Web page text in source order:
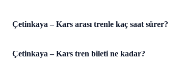
Çetinkaya – Kars arası trenle kaç saat sürer?
Çetinkaya – Kars tren bileti ne kadar?